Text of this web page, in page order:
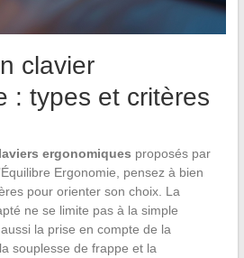
clavier
: types et critères
ergonomiques proposés par
Ergonomie, pensez à bien
pour orienter son choix. La
ne se limite pas à la simple
la prise en compte de la
souplesse de frappe et la